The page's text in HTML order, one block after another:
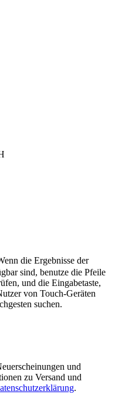
die Ergebnisse der
sind, benutze die Pfeile
und die Eingabetaste,
von Touch-Geräten
suchen.
und
zu Versand und
.